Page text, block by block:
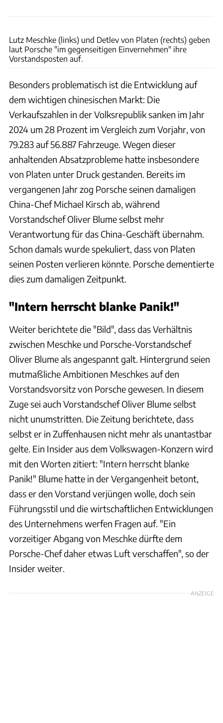
Lutz Meschke (links) und Detlev von Platen (rechts) geben
laut Porsche "im gegenseitigen Einvernehmen" ihre
Vorstandsposten auf.
Besonders problematisch ist die Entwicklung auf
dem wichtigen chinesischen Markt: Die
Verkaufszahlen in der Volksrepublik sanken im Jahr
2024 um 28 Prozent im Vergleich zum Vorjahr, von
79.283 auf 56.887 Fahrzeuge. Wegen dieser
anhaltenden Absatzprobleme hatte insbesondere
von Platen unter Druck gestanden. Bereits im
vergangenen Jahr zog Porsche seinen damaligen
China-Chef Michael Kirsch ab, während
Vorstandschef Oliver Blume selbst mehr
Verantwortung für das China-Geschäft übernahm.
Schon damals wurde spekuliert, dass von Platen
seinen Posten verlieren könnte. Porsche dementierte
dies zum damaligen Zeitpunkt.
"Intern herrscht blanke Panik!"
Weiter berichtete die "Bild", dass das Verhältnis
zwischen Meschke und Porsche-Vorstandschef
Oliver Blume als angespannt galt. Hintergrund seien
mutmaßliche Ambitionen Meschkes auf den
Vorstandsvorsitz von Porsche gewesen. In diesem
Zuge sei auch Vorstandschef Oliver Blume selbst
nicht unumstritten. Die Zeitung berichtete, dass
selbst er in Zuffenhausen nicht mehr als unantastbar
gelte. Ein Insider aus dem Volkswagen-Konzern wird
mit den Worten zitiert: "Intern herrscht blanke
Panik!" Blume hatte in der Vergangenheit betont,
dass er den Vorstand verjüngen wolle, doch sein
Führungsstil und die wirtschaftlichen Entwicklungen
des Unternehmens werfen Fragen auf. "Ein
vorzeitiger Abgang von Meschke dürfte dem
Porsche-Chef daher etwas Luft verschaffen", so der
Insider weiter.
ANZEIGE